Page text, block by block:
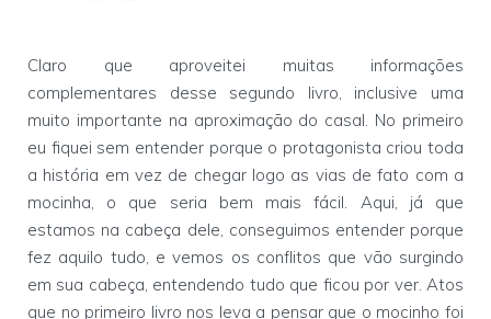
Claro que aproveitei muitas informações
complementares desse segundo livro, inclusive uma
muito importante na aproximação do casal. No primeiro
eu fiquei sem entender porque o protagonista criou toda
a história em vez de chegar logo as vias de fato com a
mocinha, o que seria bem mais fácil. Aqui, já que
estamos na cabeça dele, conseguimos entender porque
fez aquilo tudo, e vemos os conflitos que vão surgindo
em sua cabeça, entendendo tudo que ficou por ver. Atos
que no primeiro livro nos leva a pensar que o mocinho foi